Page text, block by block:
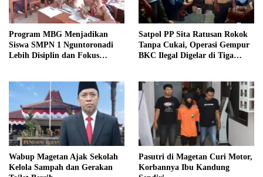
Program MBG Menjadikan
Siswa SMPN 1 Nguntoronadi
Lebih Disiplin dan Fokus
Satpol PP Sita Ratusan Rokok
Tanpa Cukai, Operasi Gempur
BKC Ilegal Digelar di Tiga
Wabup Magetan Ajak Sekolah
Kelola Sampah dan Gerakan
Pasutri di Magetan Curi Motor,
Korbannya Ibu Kandung